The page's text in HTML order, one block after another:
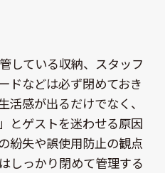
している収納、スタッフ
ドなどは必ず閉めておき
活感が出るだけでなく、
とゲストを迷わせる原因
紛失や誤使用防止の観点
しっかり閉めて管理する